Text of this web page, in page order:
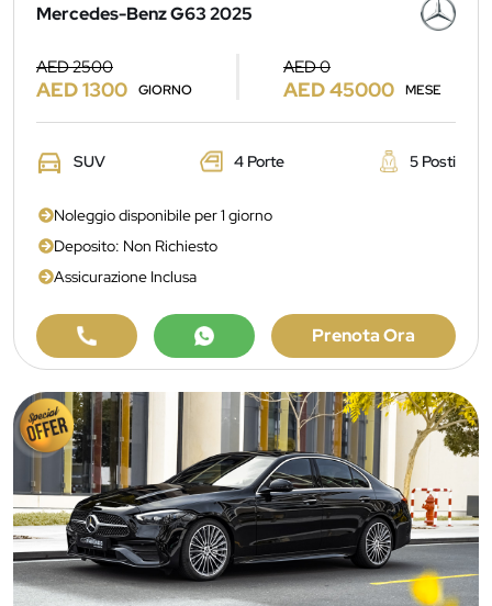
Mercedes-Benz G63 2025
AED 2500
AED 1300 GIORNO
AED 0
AED 45000 MESE
SUV 4 Porte 5 Posti
Noleggio disponibile per 1 giorno
Deposito: Non Richiesto
Assicurazione Inclusa
Prenota Ora